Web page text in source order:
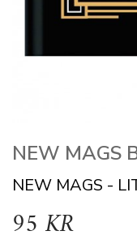
NEW MAGS
NEW MAGS -
95 KR